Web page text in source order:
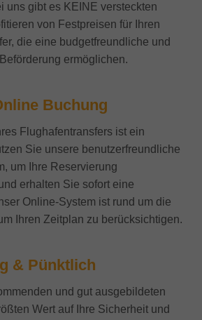
uns gibt es KEINE versteckten
von Festpreisen für Ihren
die eine budgetfreundliche und
ermöglichen.
Buchung
Flughafentransfers ist ein
Sie unsere benutzerfreundliche
um Ihre Reservierung
erhalten Sie sofort eine
Online-System ist rund um die
Ihren Zeitplan zu berücksichtigen.
& Pünktlich
und gut ausgebildeten
Wert auf Ihre Sicherheit und